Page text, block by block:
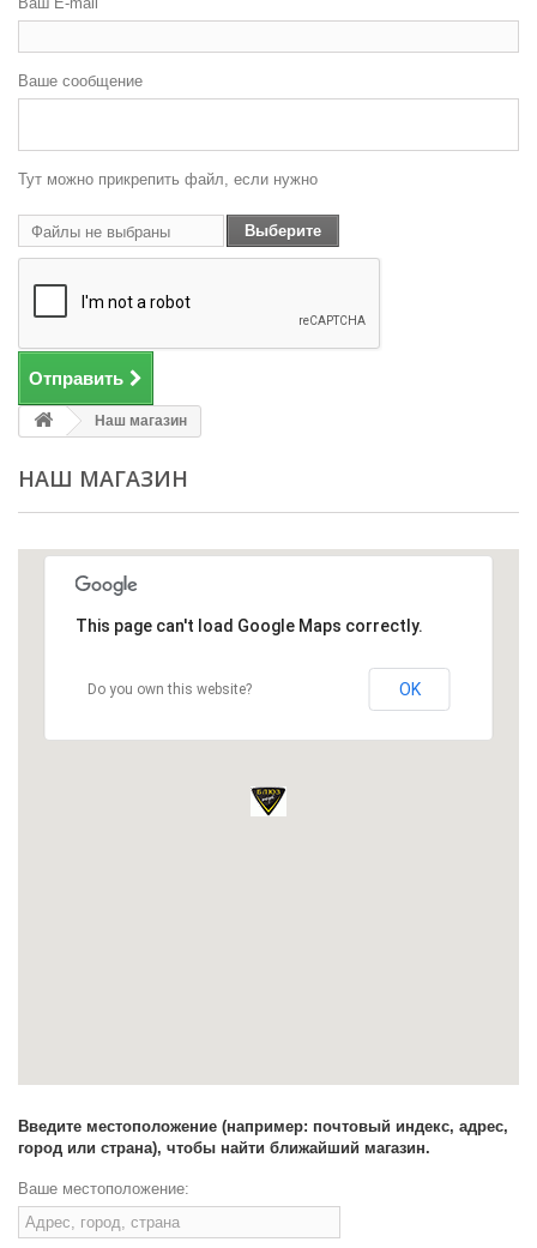
Ваше сообщение
Тут можно прикрепить файл, если нужно
Файлы не выбраны
Выберите
файл
Отправить
Наш магазин
НАШ МАГАЗИН
This page can't load Google Maps correctly.
Do you own this website? OK
Введите местоположение (например: почтовый индекс, адрес,
город или страна), чтобы найти ближайший магазин.
Ваше местоположение: